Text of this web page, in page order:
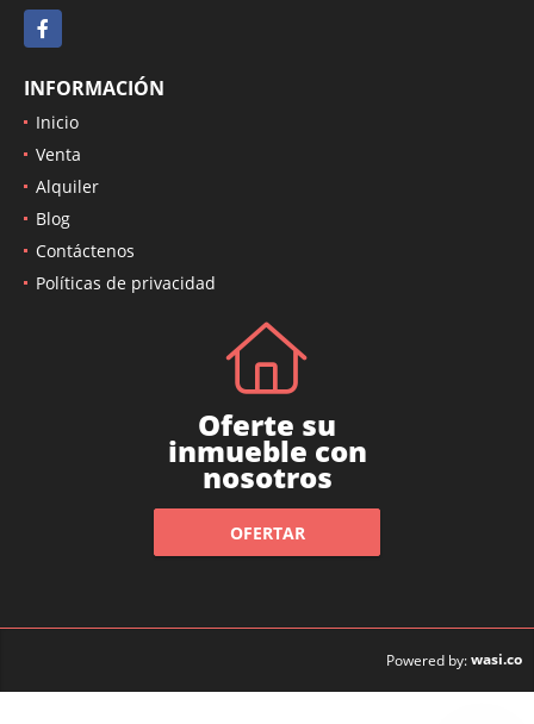
Facebook
INFORMACIÓN
Inicio
Venta
Alquiler
Blog
Contáctenos
Políticas de privacidad
Oferte su
inmueble con
nosotros
OFERTAR
Powered by:wasi.co